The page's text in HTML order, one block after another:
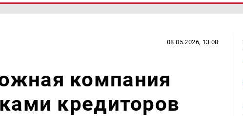
08.05.2026, 13:08
компания
кредиторов